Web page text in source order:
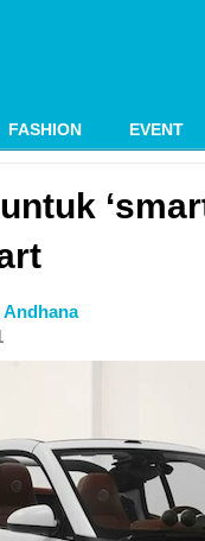
FASHION EVENT
Andhana